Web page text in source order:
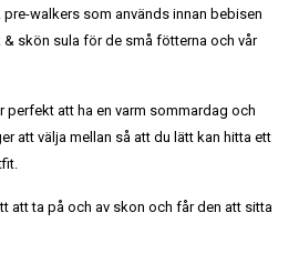
walkers som används innan bebisen
& skön sula för de små fötterna och vår
att ha en varm sommardag och
att välja mellan så att du lätt kan hitta ett
att ta på och av skon och får den att sitta